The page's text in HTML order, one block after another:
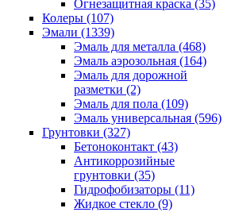
Огнезащитная краска (35)
Колеры (107)
Эмали (1339)
Эмаль для металла (468)
Эмаль аэрозольная (164)
Эмаль для дорожной
разметки (2)
Эмаль для пола (109)
Эмаль универсальная (596)
Грунтовки (327)
Бетоноконтакт (43)
Антикоррозийные
грунтовки (35)
Гидрофобизаторы (11)
Жидкое стекло (9)